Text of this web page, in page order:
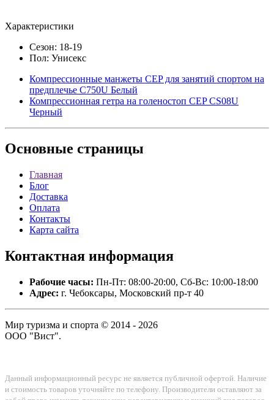
Характеристики
Сезон: 18-19
Пол: Унисекс
Компрессионные манжеты CEP для занятий спортом на
предплечье C750U Белый
Компрессионная гетра на голеностоп CEP CS08U
Черный
Основные страницы
Главная
Блог
Доставка
Оплата
Контакты
Карта сайта
Контактная информация
Рабочие часы: Пн-Пт: 08:00-20:00, Сб-Вс: 10:00-18:00
Адрес: г. Чебоксары, Московский пр-т 40
Мир туризма и спорта © 2014 - 2026
ООО "Вист".
Данный информационный ресурс не является публичной офертой. Наличие
и стоимость товаров уточняйте по телефону. Производители оставляют за